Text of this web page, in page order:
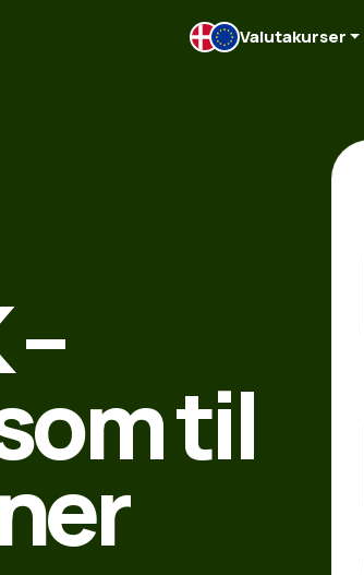
Valutakurser
til